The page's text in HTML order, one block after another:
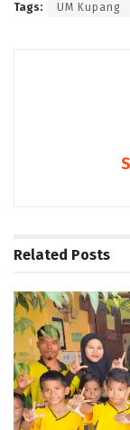
Tags: UM Kupang
Related Posts